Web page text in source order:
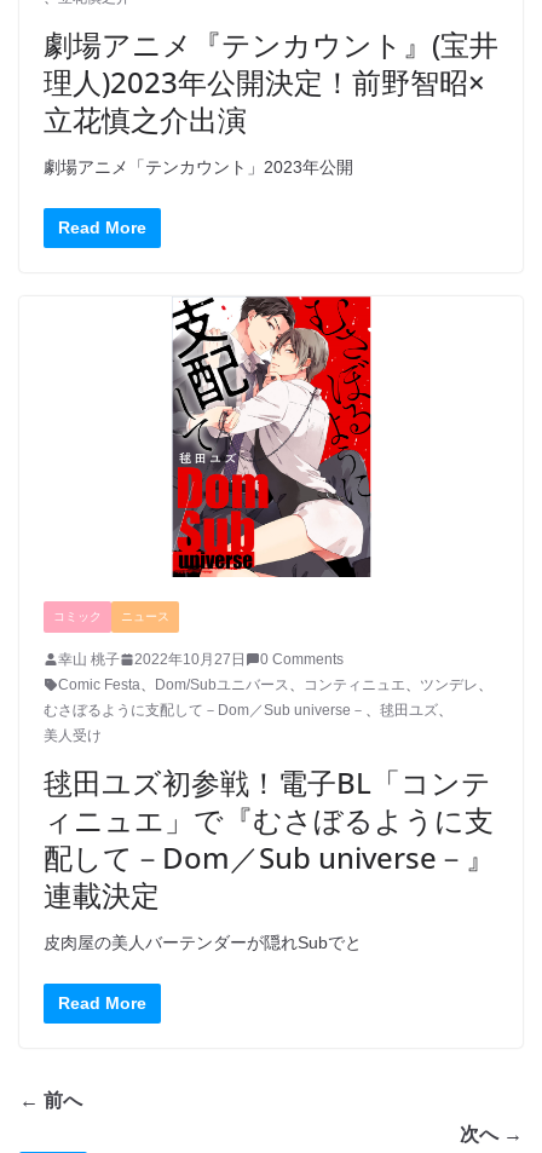
劇場アニメ『テンカウント』(宝井
理人)2023年公開決定！前野智昭×
立花慎之介出演
劇場アニメ「テンカウント」2023年公開
Read More
コミック ニュース
幸山 桃子 2022年10月27日
0 Comments
Comic Festa
Dom/Subユニバース コンティニュエ ツンデレ
むさぼるように支配して－Dom／Sub universe－
毬田ユズ
美人受け
毬田ユズ初参戦！電子BL「コンテ
ィニュエ」で『むさぼるように支
配して－Dom／Sub universe－』
連載決定
皮肉屋の美人バーテンダーが隠れSubでと
Read More
← 前へ
次へ →